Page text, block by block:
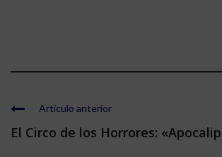
Artículo anterior
El Circo de los Horrores: